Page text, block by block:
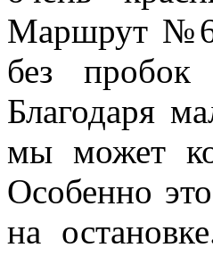
Маршрут
без
Благодаря
мы может
Особенно
на